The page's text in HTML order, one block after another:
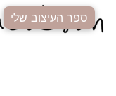
ספר העיצוב שלי